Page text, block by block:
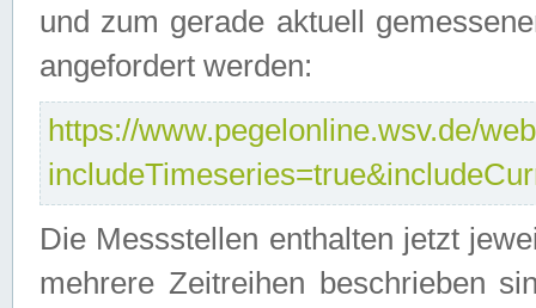
und zum gerade aktuell
angefordert werden:
https://www.pegelonline.wsv.de/
Die Messstellen enthalten jetzt
mehrere Zeitreihen beschrieben